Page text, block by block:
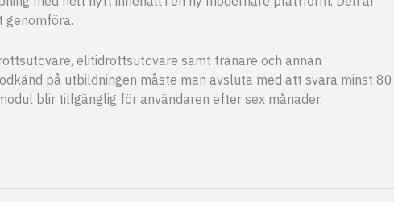
genomföra.
elitidrottsutövare samt tränare och annan
på utbildningen måste man avsluta med att svara minst 80
blir tillgänglig för användaren efter sex månader.